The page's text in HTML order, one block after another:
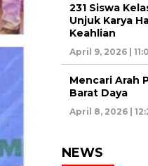
231 Siswa
Unjuk Karya
Keahlian
April 9, 2026 |
Mencari Arah
Barat Daya
April 8, 2026 |
NEWS